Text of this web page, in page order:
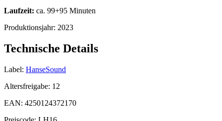
Laufzeit: ca. 99+95 Minuten
Produktionsjahr: 2023
Technische Details
Label: HanseSound
Altersfreigabe: 12
EAN: 4250124372170